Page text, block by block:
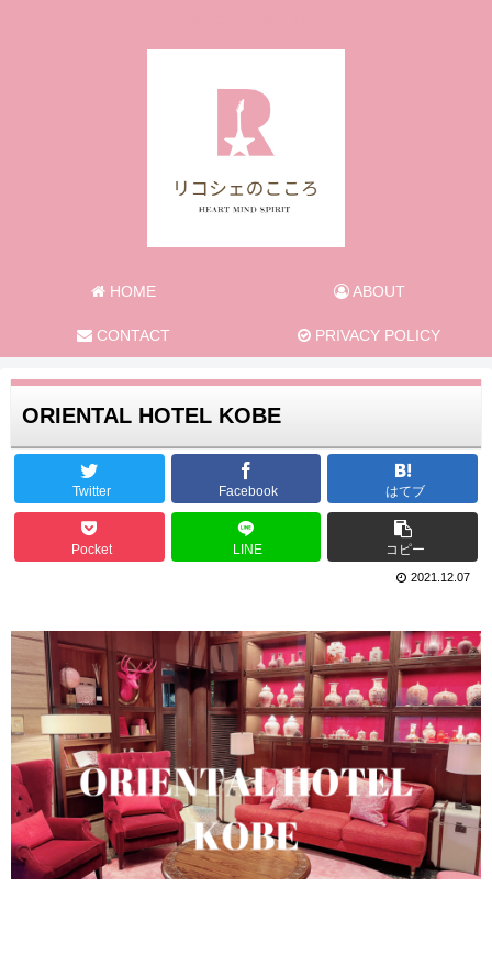
HOME ABOUT
CONTACT PRIVACY POLICY
ORIENTAL HOTEL KOBE
Twitter Facebook はてブ
Pocket LINE コピー
2021.12.07